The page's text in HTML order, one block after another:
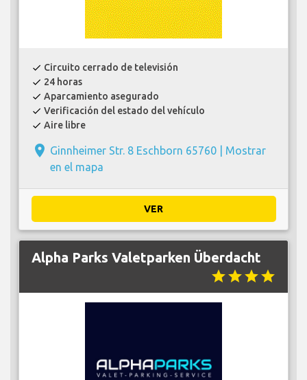
check Circuito cerrado de televisión
check 24 horas
check Aparcamiento asegurado
check Verificación del estado del vehículo
check Aire libre
place Ginnheimer Str. 8 Eschborn 65760 | Mostrar
en el mapa
VER
Alpha Parks Valetparken Überdacht
starstarstarstar